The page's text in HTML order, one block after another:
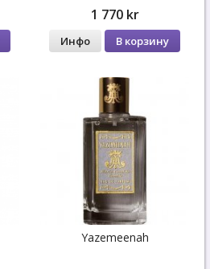
1 770 kr
Инфо В корзину
Yazemeenah